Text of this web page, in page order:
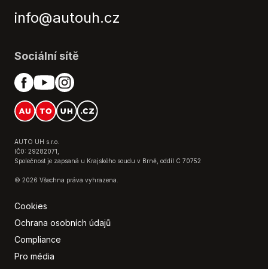
Senzor tlaku v pneumatikách
Stabilizace podvozku (ESP)
Střešní nosič
Tempomat
Tónovaná skla
Vyhřívaná zrcátka
Výškově nastavitelné sedadlo řidiče
AUTO UH s.r.o.
IČ0: 29282071,
Společnost je zapsaná u Krajského soudu v Brně, oddíl C 70752
© 2026 Všechna práva vyhrazena.
Cookies
Ochrana osobních údajů
Compliance
Pro média
info@autouh.cz
Sociální sítě